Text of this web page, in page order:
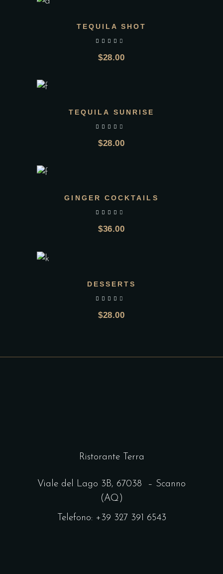
TEQUILA SHOT
$28.00
TEQUILA SUNRISE
$28.00
GINGER COCKTAILS
$36.00
DESSERTS
$28.00
Ristorante Terra
Viale del Lago 3B, 67038 – Scanno
(AQ)
Telefono: +39 327 391 6543